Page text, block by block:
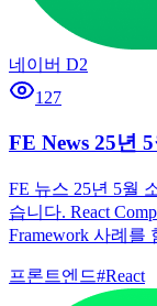
네이버 D2
127
FE News 25년
FE 뉴스 25년 5월
습니다. React
Framework 사례를
프론트엔드#React